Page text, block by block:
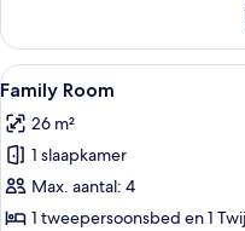
with
Terrace
Alle
foto's
voor
Family
Room
laden
4
Family Room
26 m²
1 slaapkamer
Max. aantal: 4
1 tweepersoonsbed en 1